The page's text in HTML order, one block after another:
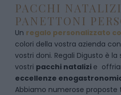
PACCHI
PANETTONI
Un regalo personalizzato
colori della vostra azienda
vostri doni. Regali Digusto è la
vostri pacchi natalizi e
eccellenze
Abbiamo numerose proposte